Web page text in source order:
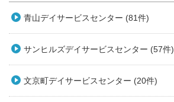
青山デイサービスセンター (81件)
サンヒルズデイサービスセンター (57件)
文京町デイサービスセンター (20件)